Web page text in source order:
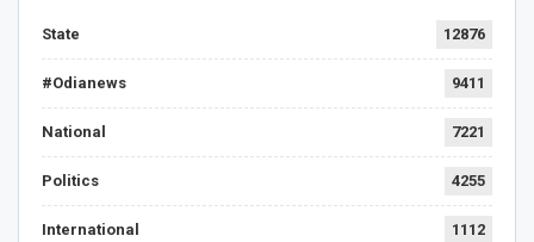
State 12876
#Odianews 9411
National 7221
Politics 4255
International 1112